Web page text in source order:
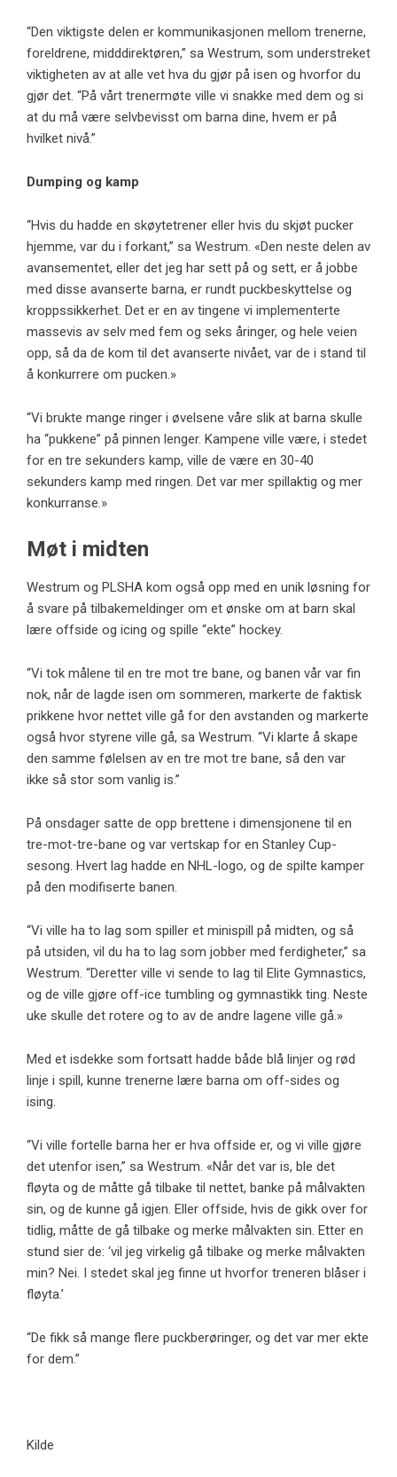
“Den viktigste delen er kommunikasjonen mellom trenerne,
foreldrene, midddirektøren,” sa Westrum, som understreket
viktigheten av at alle vet hva du gjør på isen og hvorfor du
gjør det. “På vårt trenermøte ville vi snakke med dem og si
at du må være selvbevisst om barna dine, hvem er på
hvilket nivå.”
Dumping og kamp
“Hvis du hadde en skøytetrener eller hvis du skjøt pucker
hjemme, var du i forkant,” sa Westrum. «Den neste delen av
avansementet, eller det jeg har sett på og sett, er å jobbe
med disse avanserte barna, er rundt puckbeskyttelse og
kroppssikkerhet. Det er en av tingene vi implementerte
massevis av selv med fem og seks åringer, og hele veien
opp, så da de kom til det avanserte nivået, var de i stand til
å konkurrere om pucken.»
“Vi brukte mange ringer i øvelsene våre slik at barna skulle
ha “pukkene” på pinnen lenger. Kampene ville være, i stedet
for en tre sekunders kamp, ​​ville de være en 30-40
sekunders kamp med ringen. Det var mer spillaktig og mer
konkurranse.»
Møt i midten
Westrum og PLSHA kom også opp med en unik løsning for
å svare på tilbakemeldinger om et ønske om at barn skal
lære offside og icing og spille “ekte” hockey.
“Vi tok målene til en tre mot tre bane, og banen vår var fin
nok, når de lagde isen om sommeren, markerte de faktisk
prikkene hvor nettet ville gå for den avstanden og markerte
også hvor styrene ville gå, sa Westrum. “Vi klarte å skape
den samme følelsen av en tre mot tre bane, så den var
ikke så stor som vanlig is.”
På onsdager satte de opp brettene i dimensjonene til en
tre-mot-tre-bane og var vertskap for en Stanley Cup-
sesong. Hvert lag hadde en NHL-logo, og de spilte kamper
på den modifiserte banen.
“Vi ville ha to lag som spiller et minispill på midten, og så
på utsiden, vil du ha to lag som jobber med ferdigheter,” sa
Westrum. “Deretter ville vi sende to lag til Elite Gymnastics,
og de ville gjøre off-ice tumbling og gymnastikk ting. Neste
uke skulle det rotere og to av de andre lagene ville gå.»
Med et isdekke som fortsatt hadde både blå linjer og rød
linje i spill, kunne trenerne lære barna om off-sides og
ising.
“Vi ville fortelle barna her er hva offside er, og vi ville gjøre
det utenfor isen,” sa Westrum. «Når det var is, ble det
fløyta og de måtte gå tilbake til nettet, banke på målvakten
sin, og de kunne gå igjen. Eller offside, hvis de gikk over for
tidlig, måtte de gå tilbake og merke målvakten sin. Etter en
stund sier de: ‘vil jeg virkelig gå tilbake og merke målvakten
min? Nei. I stedet skal jeg finne ut hvorfor treneren blåser i
fløyta.’
“De fikk så mange flere puckberøringer, og det var mer ekte
for dem.”
Kilde